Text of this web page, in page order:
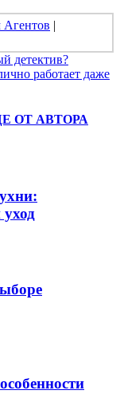
|
детектив?
работает даже
ОТ АВТОРА